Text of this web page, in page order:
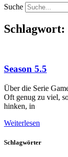
Suche
Season 5.5
Über die Serie
Oft genug zu viel,
hinken, in
Weiterlesen
Schlagwörter